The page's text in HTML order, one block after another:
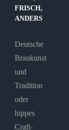
FRISCH,
ANDERS
Deutsche
Braukunst
und
Tradition
oder
hippes
Craft-